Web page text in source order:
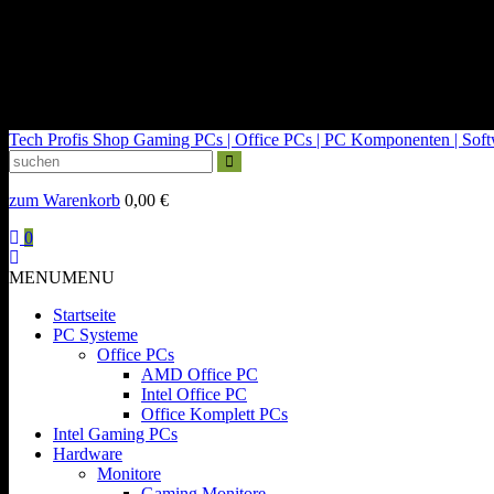
Tech Profis Shop Gaming PCs | Office PCs | PC Komponenten |
zum Warenkorb 0,00 €
0
MENUMENU
Startseite
PC Systeme
Office PCs
AMD Office PC
Intel Office PC
Office Komplett PCs
Intel Gaming PCs
Hardware
Monitore